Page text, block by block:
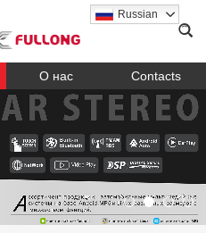
Russian
О нас Contacts